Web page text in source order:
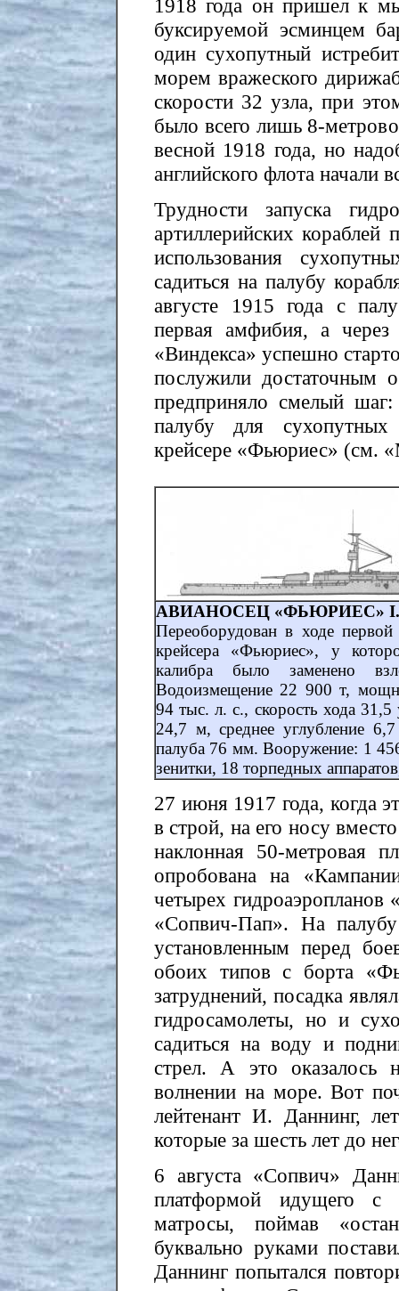
1918 года он пришел к
буксируемой эсминцем
один сухопутный
морем вражеского
скорости 32 узла, при
было всего лишь 8-
весной 1918 года, но
английского флота начали
Трудности запуска
артиллерийских кораблей
использования
садиться на палубу
августе 1915 года с
первая амфибия, а
«Виндекса» успешно
послужили достаточным
предприняло смелый шаг:
палубу для
крейсере «Фьюриес» (см.
АВИАНОСЕЦ «ФЬЮРИЕС» I.
Переоборудован в ходе
крейсера «Фьюриес», у
калибра было заменено
Водоизмещение 22 900 т,
94 тыс. л. с., скорость хода
24,7 м, среднее углубление
палуба 76 мм. Вооружение: 1
зенитки, 18 торпедных
27 июня 1917 года, когда
в строй, на его носу
наклонная 50-метровая
опробована на
четырех
«Сопвич-Пап». На палубу
установленным перед
обоих типов с борта
затруднений, посадка
гидросамолеты, но и
садиться на воду и
стрел. А это оказалось
волнении на море. Вот
лейтенант И. Даннинг,
которые за шесть лет до
6 августа «Сопвич»
платформой идущего с
матросы, поймав
буквально руками
Даннинг попытался